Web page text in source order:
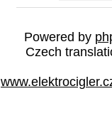
Powered by
Czech